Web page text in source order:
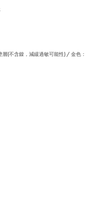
層(不含鎳，減緩過敏可能性) / 金色